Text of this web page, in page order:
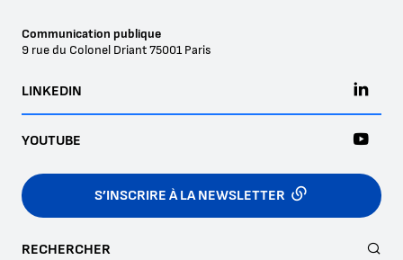
Communication publique
9 rue du Colonel Driant75001 Paris
S’INSCRIRE À LA NEWSLETTER
LINKEDIN
YOUTUBE
RECHERCHER